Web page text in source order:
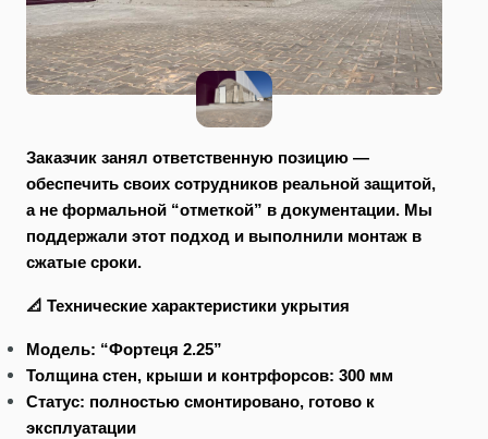
Заказчик занял ответственную позицию —
обеспечить своих сотрудников реальной защитой,
а не формальной “отметкой” в документации. Мы
поддержали этот подход и выполнили монтаж в
сжатые сроки.
📐 Технические характеристики укрытия
Модель: “Фортеця 2.25”
Толщина стен, крыши и контрфорсов: 300 мм
Статус: полностью смонтировано, готово к
эксплуатации